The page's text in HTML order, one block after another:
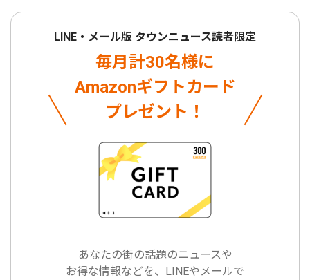
LINE・メール版 タウンニュース読者限定
毎月計30名様に
Amazonギフトカード
プレゼント！
あなたの街の話題のニュースや
お得な情報などを、LINEやメールで